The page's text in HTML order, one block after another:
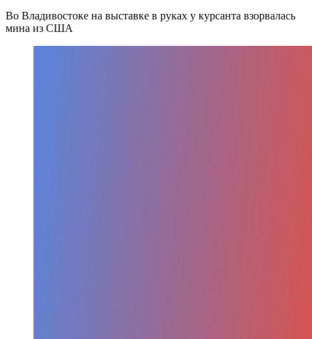
Во Владивостоке на выставке в руках у курсанта взорвалась
мина из США